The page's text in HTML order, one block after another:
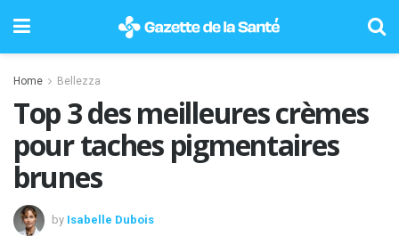
Home Bellezza
Top 3 des meilleures crèmes
pour taches pigmentaires
brunes
by Isabelle Dubois